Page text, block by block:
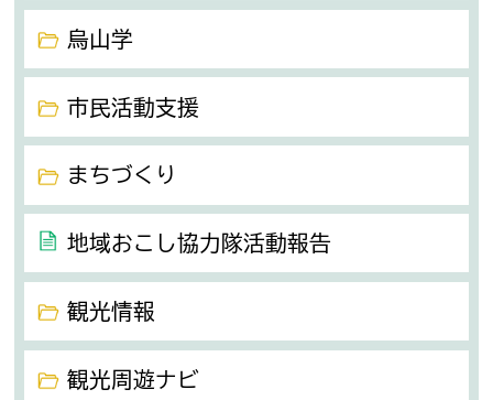
烏山学
市民活動支援
まちづくり
地域おこし協力隊活動報告
観光情報
観光周遊ナビ